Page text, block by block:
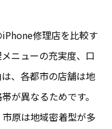
修理店を比較す
ニューの充実度、口
、各都市の店舗は地
が異なるためです。
原は地域密着型が多